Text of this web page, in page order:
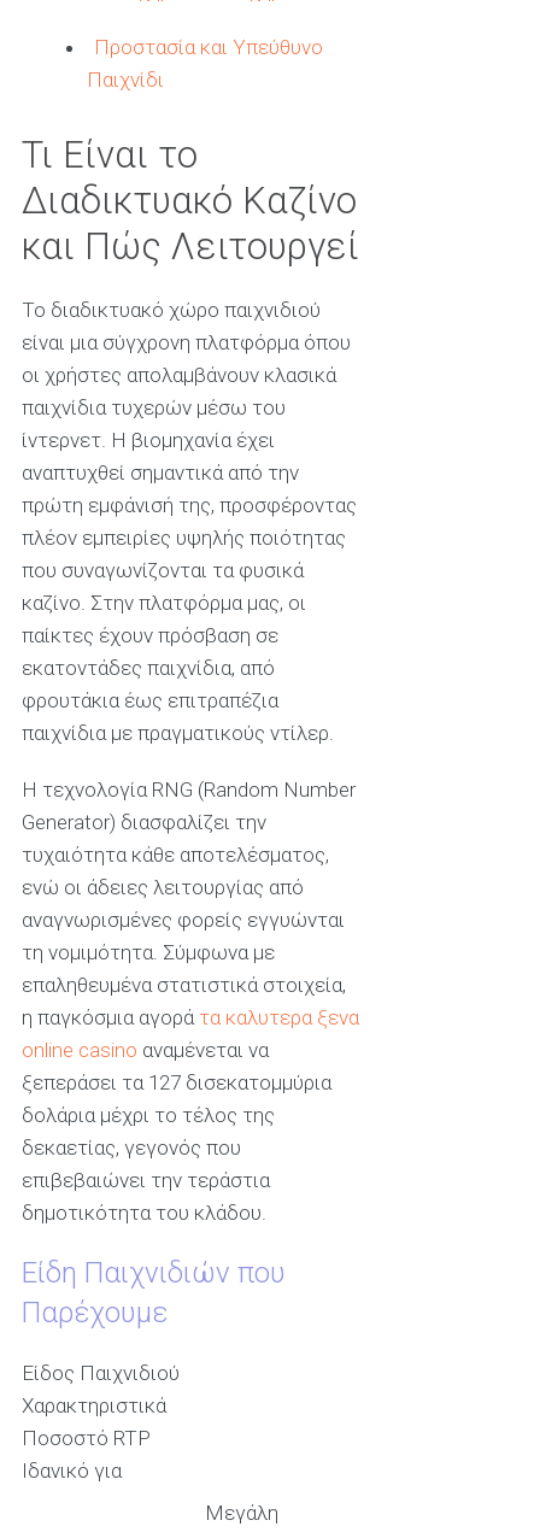
Προστασία και Υπεύθυνο
Παιχνίδι
Τι Είναι το
Διαδικτυακό Καζίνο
και Πώς Λειτουργεί
Το διαδικτυακό χώρο παιχνιδιού
είναι μια σύγχρονη πλατφόρμα όπου
οι χρήστες απολαμβάνουν κλασικά
παιχνίδια τυχερών μέσω του
ίντερνετ. Η βιομηχανία έχει
αναπτυχθεί σημαντικά από την
πρώτη εμφάνισή της, προσφέροντας
πλέον εμπειρίες υψηλής ποιότητας
που συναγωνίζονται τα φυσικά
καζίνο. Στην πλατφόρμα μας, οι
παίκτες έχουν πρόσβαση σε
εκατοντάδες παιχνίδια, από
φρουτάκια έως επιτραπέζια
παιχνίδια με πραγματικούς ντίλερ.
Η τεχνολογία RNG (Random Number
Generator) διασφαλίζει την
τυχαιότητα κάθε αποτελέσματος,
ενώ οι άδειες λειτουργίας από
αναγνωρισμένες φορείς εγγυώνται
τη νομιμότητα. Σύμφωνα με
επαληθευμένα στατιστικά στοιχεία,
η παγκόσμια αγορά τα καλυτερα ξενα
online casino αναμένεται να
ξεπεράσει τα 127 δισεκατομμύρια
δολάρια μέχρι το τέλος της
δεκαετίας, γεγονός που
επιβεβαιώνει την τεράστια
δημοτικότητα του κλάδου.
Είδη Παιχνιδιών που
Παρέχουμε
Είδος Παιχνιδιού
Χαρακτηριστικά
Ποσοστό RTP
Ιδανικό για
Μεγάλη